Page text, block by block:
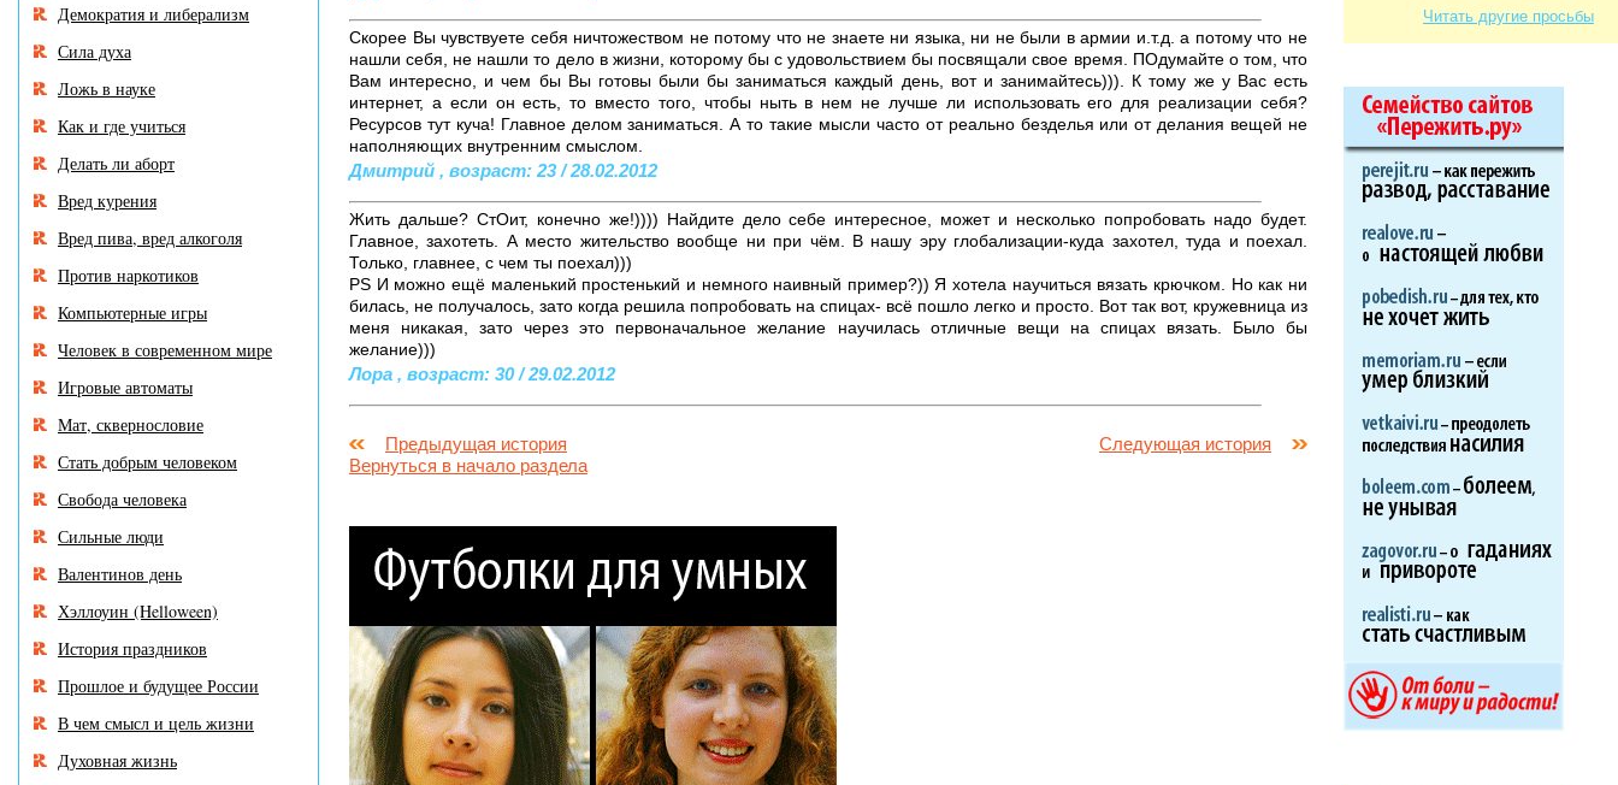
Скорее Вы чувствуете себя ничтожеством не потому что не знаете ни языка, ни не были в армии и.т.д. а потому что не
нашли себя, не нашли то дело в жизни, которому бы с удовольствием бы посвящали свое время. ПОдумайте о том, что
Вам интересно, и чем бы Вы готовы были бы заниматься каждый день, вот и занимайтесь))). К тому же у Вас есть
интернет, а если он есть, то вместо того, чтобы ныть в нем не лучше ли использовать его для реализации себя?
Ресурсов тут куча! Главное делом заниматься. А то такие мысли часто от реально безделья или от делания вещей не
наполняющих внутренним смыслом.
Дмитрий , возраст: 23 / 28.02.2012
Жить дальше? СтОит, конечно же!)))) Найдите дело себе интересное, может и несколько попробовать надо будет.
Главное, захотеть. А место жительство вообще ни при чём. В нашу эру глобализации-куда захотел, туда и поехал.
Только, главнее, с чем ты поехал)))
PS И можно ещё маленький простенький и немного наивный пример?)) Я хотела научиться вязать крючком. Но как ни
билась, не получалось, зато когда решила попробовать на спицах- всё пошло легко и просто. Вот так вот, кружевница из
меня никакая, зато через это первоначальное желание научилась отличные вещи на спицах вязать. Было бы
желание)))
Лора , возраст: 30 / 29.02.2012
Предыдущая история
Следующая история
Вернуться в начало раздела
Демократия и либерализм
Сила духа
Ложь в науке
Как и где учиться
Делать ли аборт
Вред курения
Вред пива, вред алкоголя
Против наркотиков
Компьютерные игры
Человек в современном мире
Игровые автоматы
Мат, сквернословие
Стать добрым человеком
Свобода человека
Сильные люди
Валентинов день
Хэллоуин (Helloween)
История праздников
Прошлое и будущее России
В чем смысл и цель жизни
Духовная жизнь
Читать другие просьбы